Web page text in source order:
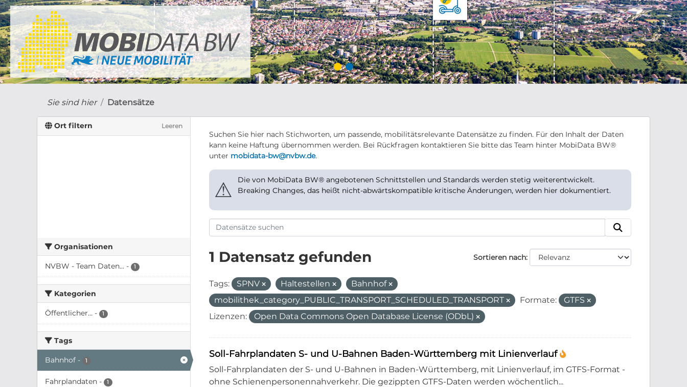
Sie sind hier Datensätze
Ort filtern Leeren
Organisationen
NVBW - Team Daten... - 1
Kategorien
Öffentlicher... - 1
Tags
Bahnhof - 1
Fahrplandaten - 1
Suchen Sie hier nach Stichworten, um passende, mobilitätsrelevante Datensätze zu finden. Für den Inhalt der Daten
kann keine Haftung übernommen werden. Bei Rückfragen kontaktieren Sie bitte das Team hinter MobiData BW®
unter mobidata-bw@nvbw.de.
⚠
Die von MobiData BW® angebotenen Schnittstellen und Standards werden stetig weiterentwickelt.
Breaking Changes, das heißt nicht-abwärtskompatible kritische Änderungen, werden hier dokumentiert.
Sortieren nach
1 Datensatz gefunden
Tags: SPNV Haltestellen
Bahnhof
mobilithek_category_PUBLIC_TRANSPORT_SCHEDULED_TRANSPORT
Formate:
GTFS
Lizenzen:
Open Data Commons Open Database License (ODbL)
Soll-Fahrplandaten S- und U-Bahnen Baden-Württemberg mit Linienverlauf
Soll-Fahrplandaten der S- und U-Bahnen in Baden-Württemberg, mit Linienverlauf, im GTFS-Format -
ohne Schienenpersonennahverkehr. Die gezippten GTFS-Daten werden wöchentlich...